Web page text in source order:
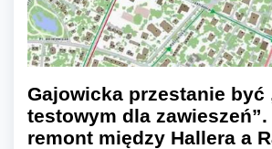
Gajowicka przestanie być
testowym dla zawieszeń”.
remont między Hallera a